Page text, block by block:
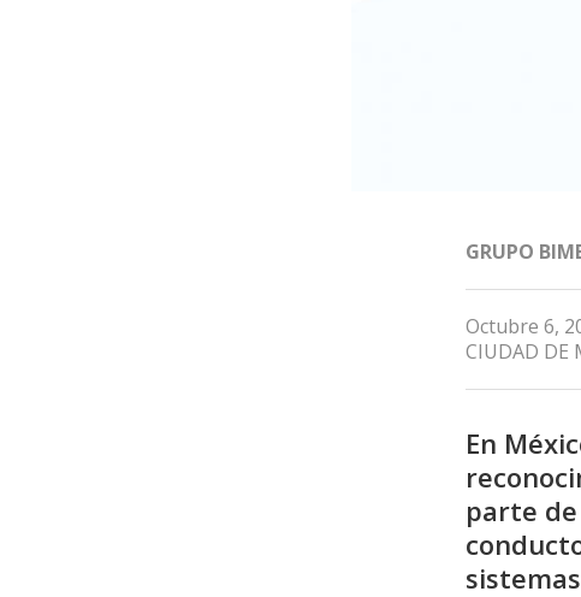
GRUPO
Octubre 6,
CIUDAD DE
En
parte